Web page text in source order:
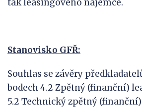
tak leasingového nájemce.
Stanovisko GFŘ:
Souhlas se závěry
bodech 4.2 Zpětný (finanční)
5.2 Technický zpětný